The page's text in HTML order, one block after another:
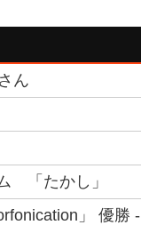
ん
「たかし」
」 優勝 -